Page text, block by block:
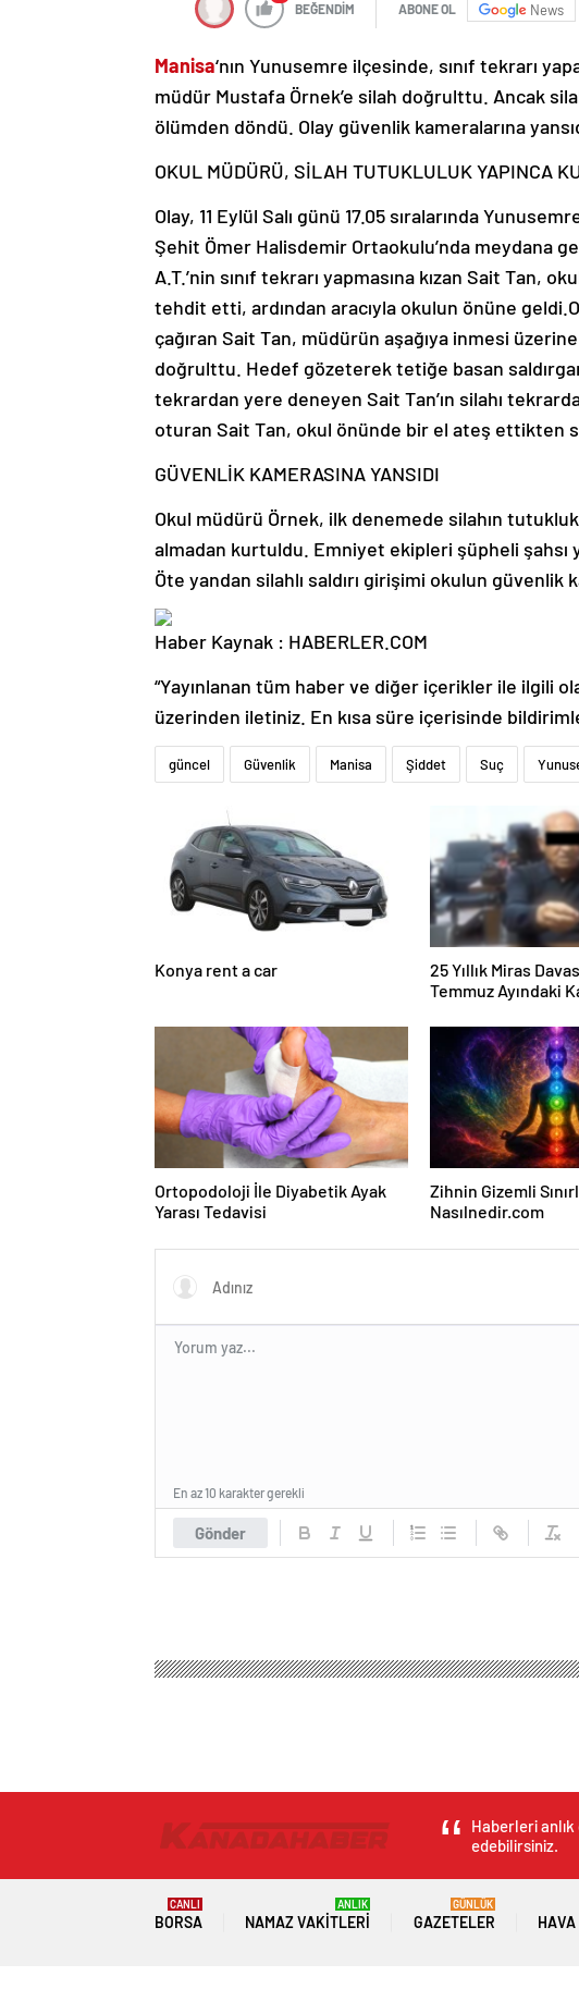
BEĞENDİM ABONE OL News
Manisa‘nın Yunusemre ilçesinde, sınıf tekrarı
müdür Mustafa Örnek’e silah doğrulttu. Ancak
ölümden döndü. Olay güvenlik kameralarına
OKUL MÜDÜRÜ, SİLAH TUTUKLULUK YAPINCA
Olay, 11 Eylül Salı günü 17.05 sıralarında
Şehit Ömer Halisdemir Ortaokulu’nda meydana
A.T.’nin sınıf tekrarı yapmasına kızan Sait Tan,
tehdit etti, ardından aracıyla okulun önüne
çağıran Sait Tan, müdürün aşağıya inmesi
doğrulttu. Hedef gözeterek tetiğe basan
tekrardan yere deneyen Sait Tan’ın silahı
oturan Sait Tan, okul önünde bir el ateş ettikten
GÜVENLİK KAMERASINA YANSIDI
Okul müdürü Örnek, ilk denemede silahın
almadan kurtuldu. Emniyet ekipleri şüpheli şahsı
Öte yandan silahlı saldırı girişimi okulun güvenlik
Haber Kaynak : HABERLER.COM
“Yayınlanan tüm haber ve diğer içerikler ile ilgili
üzerinden iletiniz. En kısa süre içerisinde
güncel Güvenlik Manisa Şiddet Suç
Konya rent a car
25 Yıllık Miras
Temmuz Ayındaki
Ortopodoloji İle Diyabetik Ayak
Yarası Tedavisi
Zihnin Gizemli
Nasılnedir.com
Gönder
En az 10 karakter gerekli
Haberleri
edebilirsiniz.
BORSA
CANLI
NAMAZ VAKITLERI
ANLIK
GAZETELER
GÜNLÜK
HAVA